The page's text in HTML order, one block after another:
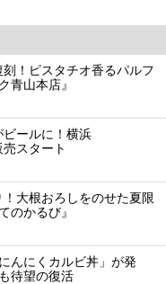
！ピスタチオ香るパルフ
青山本店』
ールに！横浜
スタート
大根おろしをのせた夏限
のかるび』
んにくカルビ丼」が発
待望の復活